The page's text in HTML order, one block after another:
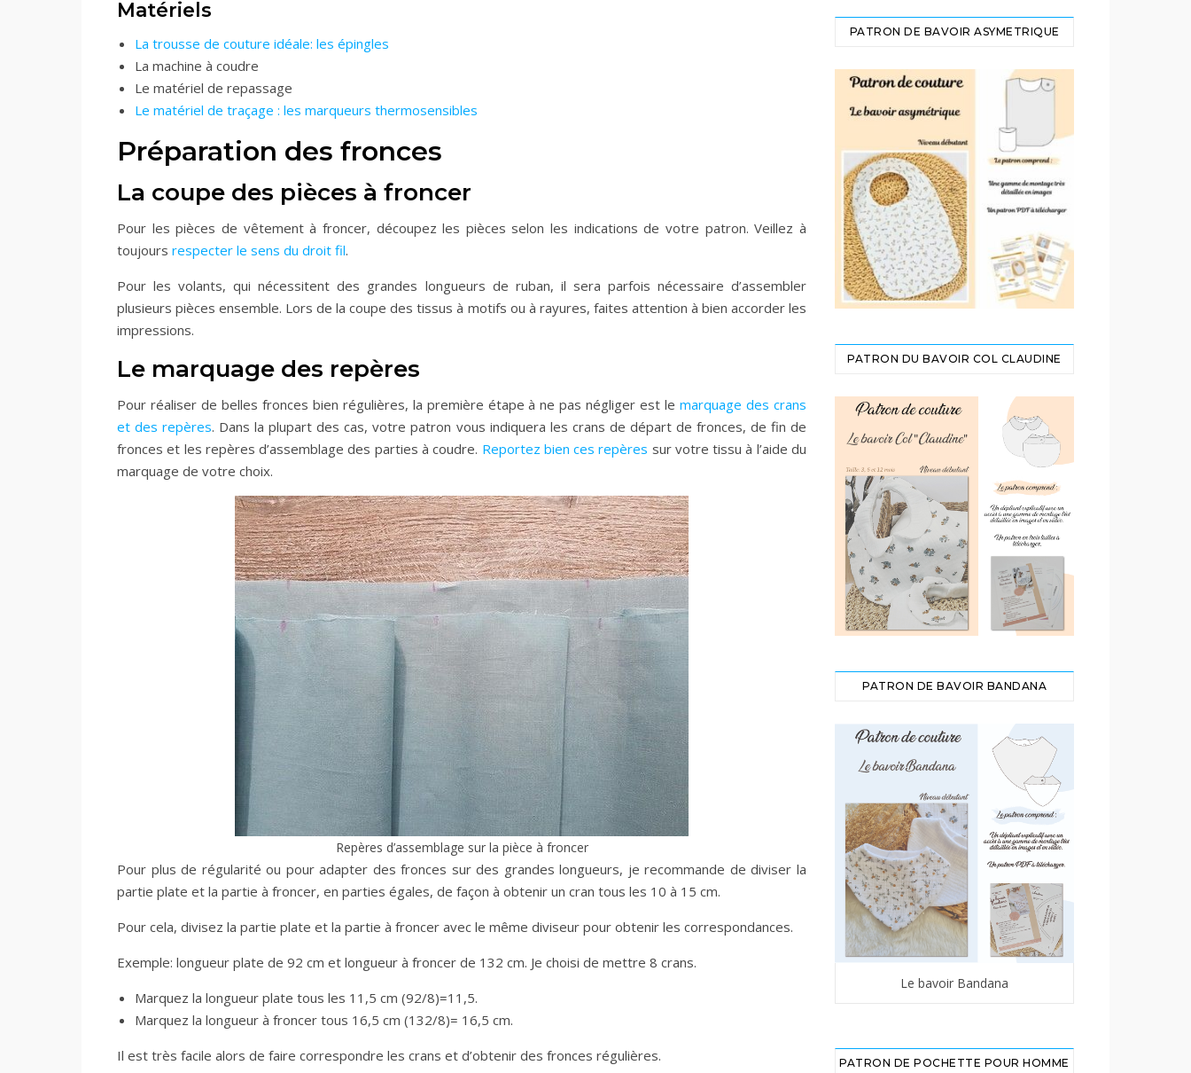
Matériels
La trousse de couture idéale: les épingles
La machine à coudre
Le matériel de repassage
Le matériel de traçage : les marqueurs thermosensibles
Préparation des fronces
La coupe des pièces à froncer
Pour les pièces de vêtement à froncer, découpez les pièces selon les indications de votre patron. Veillez à
toujours respecter le sens du droit fil.
Pour les volants, qui nécessitent des grandes longueurs de ruban, il sera parfois nécessaire d’assembler
plusieurs pièces ensemble. Lors de la coupe des tissus à motifs ou à rayures, faites attention à bien accorder les
impressions.
Le marquage des repères
Pour réaliser de belles fronces bien régulières, la première étape à ne pas négliger est lemarquage des crans
et des repères. Dans la plupart des cas, votre patron vous indiquera les crans de départ de fronces, de fin de
fronces et les repères d’assemblage des parties à coudre. Reportez bien ces repères sur votre tissu à l’aide du
marquage de votre choix.
Repères d’assemblage sur la pièce à froncer
Pour plus de régularité ou pour adapter des fronces sur des grandes longueurs, je recommande de diviser la
partie plate et la partie à froncer, en parties égales, de façon à obtenir un cran tous les 10 à 15 cm.
Pour cela, divisez la partie plate et la partie à froncer avec le même diviseur pour obtenir les correspondances.
Exemple: longueur plate de 92 cm et longueur à froncer de 132 cm. Je choisi de mettre 8 crans.
Marquez la longueur plate tous les 11,5 cm (92/8)=11,5.
Marquez la longueur à froncer tous 16,5 cm (132/8)= 16,5 cm.
Il est très facile alors de faire correspondre les crans et d’obtenir des fronces régulières.
PATRON DE BAVOIR ASYMETRIQUE
PATRON DU BAVOIR COL CLAUDINE
PATRON DE BAVOIR BANDANA
Le bavoir Bandana
PATRON DE POCHETTE POUR HOMME